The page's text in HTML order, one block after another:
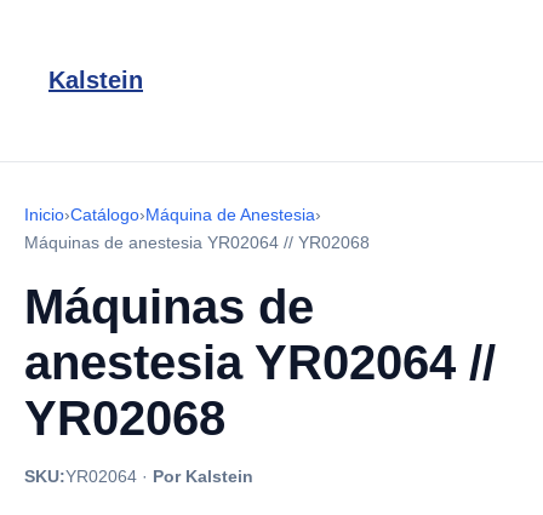
Kalstein
Inicio›Catálogo›Máquina de Anestesia›
Máquinas de anestesia YR02064 // YR02068
Máquinas de
anestesia YR02064 //
YR02068
SKU:YR02064 · Por Kalstein